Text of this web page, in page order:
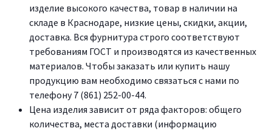
изделие высокого качества, товар в наличии на
складе в Краснодаре, низкие цены, скидки, акции,
доставка. Вся фурнитура строго соответствуют
требованиям ГОСТ и производятся из качественных
материалов. Чтобы заказать или купить нашу
продукцию вам необходимо связаться с нами по
телефону 7 (861) 252-00-44.
Цена изделия зависит от ряда факторов: общего
количества, места доставки (информацию